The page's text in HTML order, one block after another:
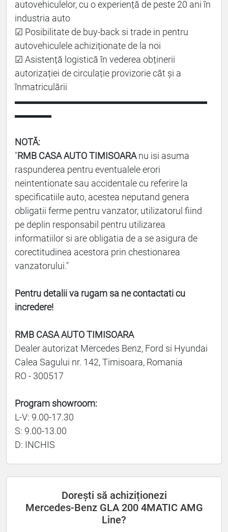
autovehiculelor, cu o experiență de peste 20 ani în
industria auto
☑ Posibilitate de buy-back si trade in pentru
autovehiculele achiziționate de la noi
☑ Asistență logistică în vederea obținerii
autorizației de circulație provizorie cât și a
înmatriculării
▬▬▬▬▬▬▬▬▬▬▬▬▬▬▬▬▬▬▬▬▬
▬▬▬▬
NOTĂ:
"RMB CASA AUTO TIMISOARAnu isi asuma
raspunderea pentru eventualele erori
neintentionate sau accidentale cu referire la
specificatiile auto, acestea neputand genera
obligatii ferme pentru vanzator, utilizatorul fiind
pe deplin responsabil pentru utilizarea
informatiilor si are obligatia de a se asigura de
corectitudinea acestora prin chestionarea
vanzatorului."
Pentru detalii va rugam sa ne contactati cu
incredere!
RMB CASA AUTO TIMISOARA
Dealer autorizat Mercedes Benz, Ford si Hyundai
Calea Sagului nr. 142, Timisoara, Romania
RO - 300517
Program showroom:
L-V: 9.00-17.30
S: 9.00-13.00
D: INCHIS
Dorești să achiziționezi
Mercedes-Benz GLA 200 4MATIC AMG
Line?